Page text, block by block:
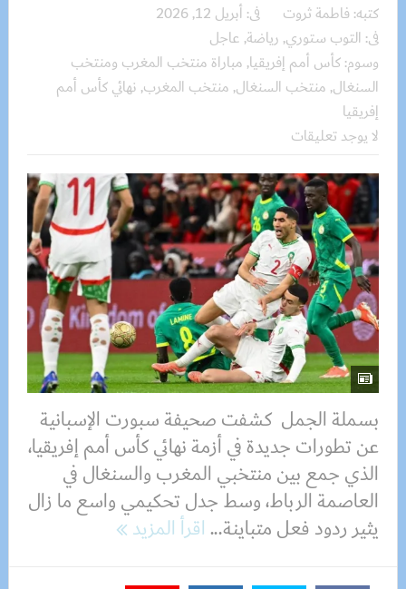
كتبه: فاطمة ثروت فى: أبريل 12, 2026
فى: التوب ستوري, رياضة, عاجل
وسوم:كأس أمم إفريقيا, مباراة منتخب المغرب ومنتخب
السنغال, منتخب السنغال, منتخب المغرب, نهائي كأس أمم
إفريقيا
لا يوجد تعليقات
بسملة الجمل كشفت صحيفة سبورت الإسبانية
عن تطورات جديدة في أزمة نهائي كأس أمم إفريقيا،
الذي جمع بين منتخبي المغرب والسنغال في
العاصمة الرباط، وسط جدل تحكيمي واسع ما زال
يثير ردود فعل متباينة...اقرأ المزيد